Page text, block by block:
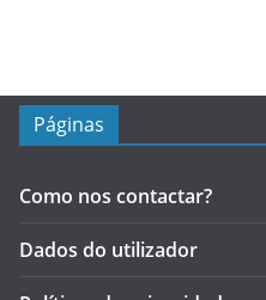
Páginas
Como nos contactar?
Dados do utilizador